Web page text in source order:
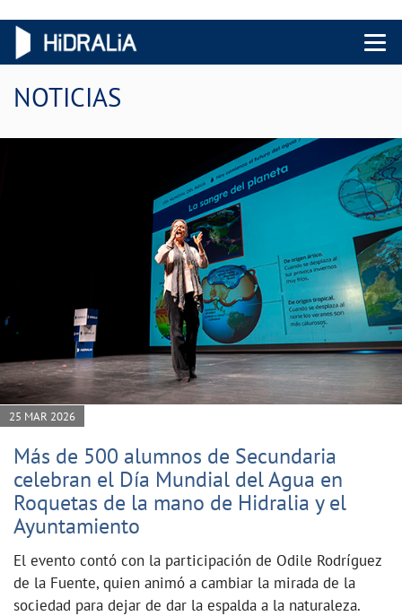
Menu
NOTICIAS
25 MAR 2026
Más de 500 alumnos de Secundaria
celebran el Día Mundial del Agua en
Roquetas de la mano de Hidralia y el
Ayuntamiento
El evento contó con la participación de Odile Rodríguez
de la Fuente, quien animó a cambiar la mirada de la
sociedad para dejar de dar la espalda a la naturaleza.